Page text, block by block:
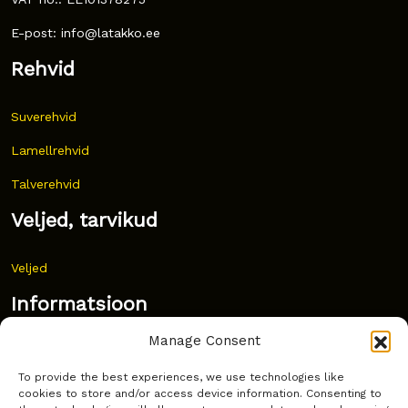
Manage Consent
To provide the best experiences, we use technologies like
cookies to store and/or access device information. Consenting to
E-post: info@latakko.ee
Rehvid
Suverehvid
Lamellrehvid
Talverehvid
Veljed, tarvikud
Veljed
Informatsioon
Korduma kippuvad küsimused